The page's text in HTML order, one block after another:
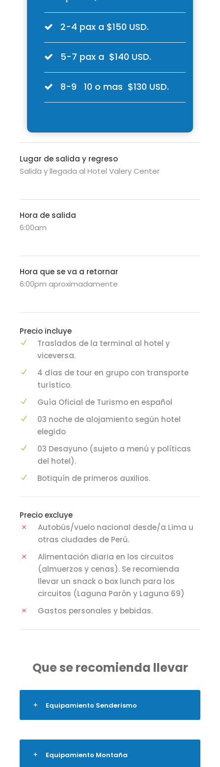
2-4 pax a $150 USD.
5-7 pax a $140 USD.
8-9 10 o mas $130 USD.
Lugar de salida y regreso
Salida y llegada al Hotel Valery Center
Hora de salida
6:00am
Hora que se va a retornar
6:00pm aproximadamente
Precio incluye
Traslados de la terminal al hotel y
viceversa.
4 días de tour en grupo con transporte
turístico.
Guía Oficial de Turismo en español
03 noche de alojamiento según hotel
elegido
03 Desayuno (sujeto a menú y políticas
del hotel).
Botiquín de primeros auxilios.
Precio excluye
Autobús/vuelo nacional desde/a Lima u
otras ciudades de Perú.
Alimentación diaria en los circuitos
(almuerzos y cenas). Se recomienda
llevar un snack o box lunch para los
circuitos (Laguna Parón y Laguna 69)
Gastos personales y bebidas.
Que se recomienda llevar
Equipamiento Senderismo
Equipamiento Montaña